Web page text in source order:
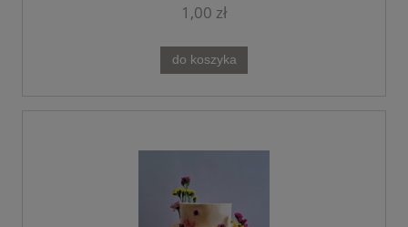
1,00 zł
do koszyka